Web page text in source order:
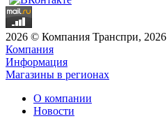
2026 © Компания Транспри, 2026
Компания
Информация
Магазины в регионах
О компании
Новости